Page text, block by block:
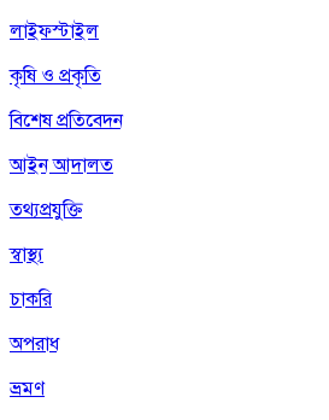
লাইফস্টাইল
কৃষি ও প্রকৃতি
বিশেষ প্রতিবেদন
আইন আদালত
তথ্যপ্রযুক্তি
স্বাস্থ্য
চাকরি
অপরাধ
ভ্রমণ